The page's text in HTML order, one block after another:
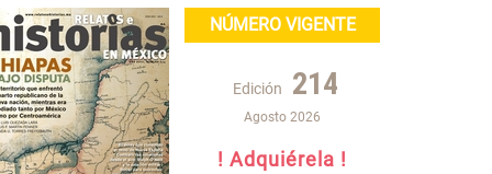
NÚMERO VIGENTE
Edición 214
Agosto 2026
! Adquiérela !